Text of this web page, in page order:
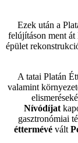
Ezek után a
felújításon ment
épület
A tatai Platán
valamint
Nívódíjat
gasztronómiai
éttermévé vált